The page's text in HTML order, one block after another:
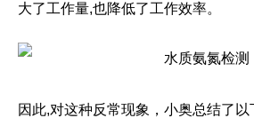
大了工作量,也降低了工作效率。
因此,对这种反常现象，小奥总结了以